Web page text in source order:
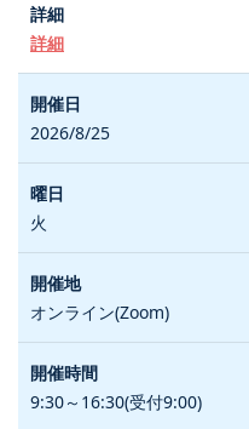
詳細
2026/8/25
火
オンライン(Zoom)
9:30～16:30(受付9:00)